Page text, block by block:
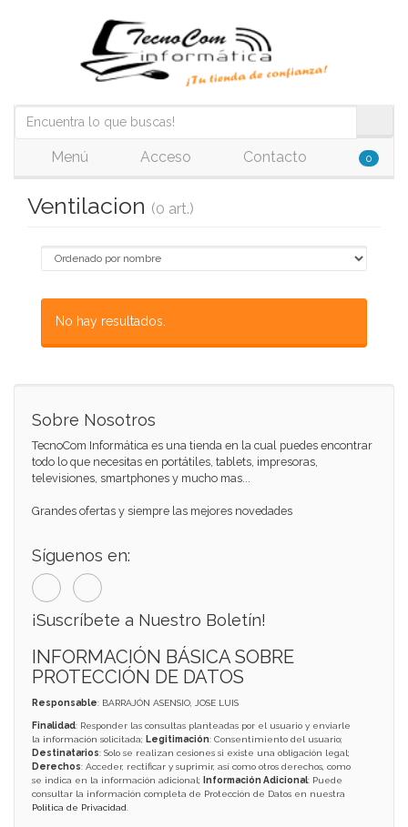
Menú Acceso Contacto 0
Ventilacion (0 art.)
No hay resultados.
Sobre Nosotros
TecnoCom Informática es una tienda en la cual puedes encontrar
todo lo que necesitas en portátiles, tablets, impresoras,
televisiones, smartphones y mucho mas...
Grandes ofertas y siempre las mejores novedades
Síguenos en:
¡Suscríbete a Nuestro Boletín!
INFORMACIÓN BÁSICA SOBRE
PROTECCIÓN DE DATOS
Responsable: BARRAJÓN ASENSIO, JOSE LUIS
Finalidad: Responder las consultas planteadas por el usuario y enviarle
la información solicitada; Legitimación: Consentimiento del usuario;
Destinatarios: Solo se realizan cesiones si existe una obligación legal;
Derechos: Acceder, rectificar y suprimir, así como otros derechos, como
se indica en la información adicional;
Información Adicional: Puede
consultar la información completa de Protección de Datos en nuestra
Política de Privacidad